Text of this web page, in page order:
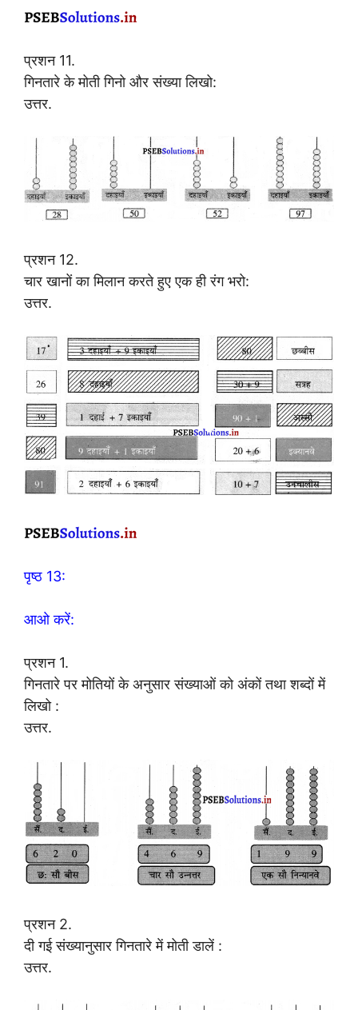
प्रशन 11.
गिनतारे के मोती गिनो और संख्या लिखो:
उत्तर.
प्रशन 12.
चार खानों का मिलान करते हुए एक ही रंग भरो:
उत्तर.
पृष्ठ 13:
आओ करें:
प्रशन 1.
गिनतारे पर मोतियों के अनुसार संख्याओं को अंकों तथा शब्दों में
लिखो :
उत्तर.
प्रशन 2.
दी गई संख्यानुसार गिनतारे में मोती डालें :
उत्तर.